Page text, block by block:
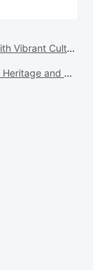
介绍南宁的英语作文 Nanning: A Green City with Vibrant Culture and Scenery
关于北京的英语作文 Beijing: A City of Ancient Heritage and Modern Charm